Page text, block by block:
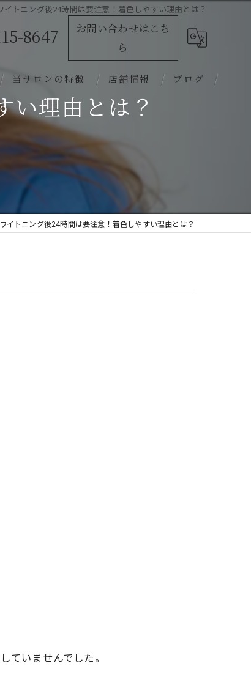
イトニング後24時間は要注意！着色しやすい理由とは？
8647
お問い合わせはこち
ら
当サロンの特徴
オーダーメイド
カウンセリング
プライベート空間
予約
店舗情報 ブログ
い理由とは？
イトニング後24時間は要注意！着色しやすい理由とは？
ていませんでした。